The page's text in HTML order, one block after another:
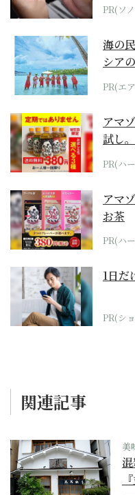
PR(ソ
海の
シア
らみ
PR(エ
アマ
試し。
PR(ハ
アマ
お茶
PR(ハ
1日だ
PR(シ
関連記事
美